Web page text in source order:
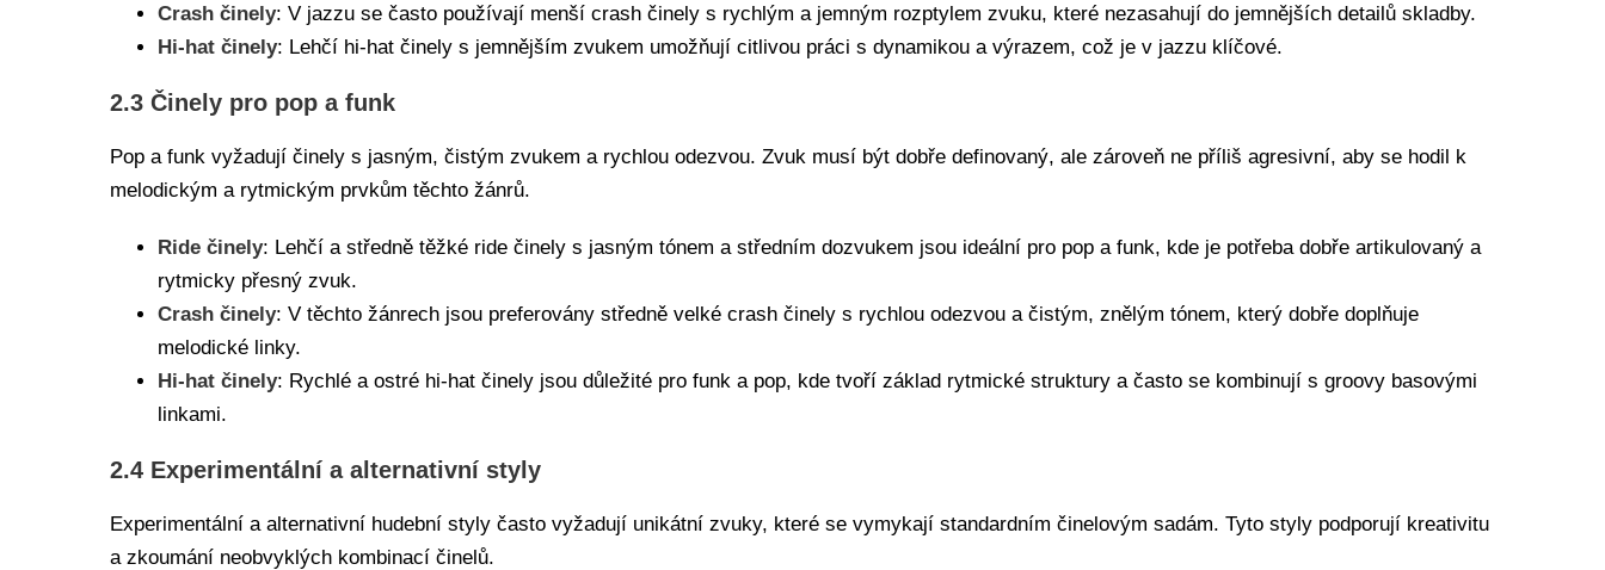
Crash činely: V jazzu se často používají menší crash činely s rychlým a jemným rozptylem zvuku, které nezasahují do jemnějších detailů skladby.
Hi-hat činely: Lehčí hi-hat činely s jemnějším zvukem umožňují citlivou práci s dynamikou a výrazem, což je v jazzu klíčové.
2.3 Činely pro pop a funk
Pop a funk vyžadují činely s jasným, čistým zvukem a rychlou odezvou. Zvuk musí být dobře definovaný, ale zároveň ne příliš agresivní, aby se hodil k
melodickým a rytmickým prvkům těchto žánrů.
Ride činely: Lehčí a středně těžké ride činely s jasným tónem a středním dozvukem jsou ideální pro pop a funk, kde je potřeba dobře artikulovaný a
rytmicky přesný zvuk.
Crash činely: V těchto žánrech jsou preferovány středně velké crash činely s rychlou odezvou a čistým, znělým tónem, který dobře doplňuje
melodické linky.
Hi-hat činely: Rychlé a ostré hi-hat činely jsou důležité pro funk a pop, kde tvoří základ rytmické struktury a často se kombinují s groovy basovými
linkami.
2.4 Experimentální a alternativní styly
Experimentální a alternativní hudební styly často vyžadují unikátní zvuky, které se vymykají standardním činelovým sadám. Tyto styly podporují kreativitu
a zkoumání neobvyklých kombinací činelů.